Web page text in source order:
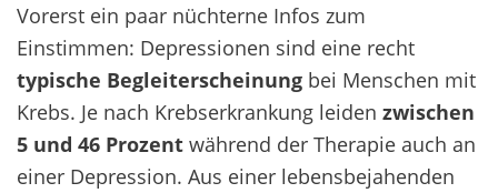
Vorerst ein paar nüchterne Infos zum
Einstimmen: Depressionen sind eine recht
typische Begleiterscheinung bei Menschen mit
Krebs. Je nach Krebserkrankung leiden zwischen
5 und 46 Prozent während der Therapie auch an
einer Depression. Aus einer lebensbejahenden